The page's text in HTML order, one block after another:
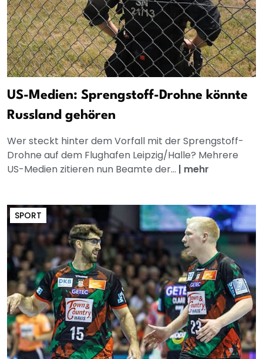
US-Medien: Sprengstoff-Drohne könnte
Russland gehören
Wer steckt hinter dem Vorfall mit der Sprengstoff-
Drohne auf dem Flughafen Leipzig/Halle? Mehrere
US-Medien zitieren nun Beamte der... | mehr
SPORT